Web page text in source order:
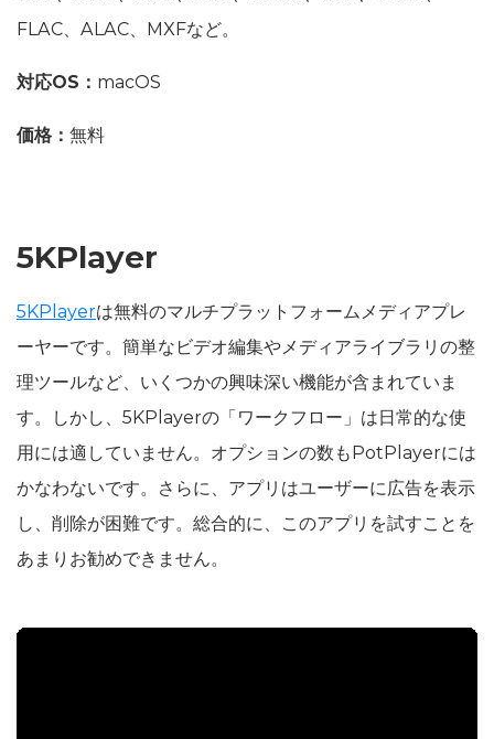
FLAC、ALAC、MXFなど。
対応OS： macOS
価格： 無料
5KPlayer
5KPlayerは無料のマルチプラットフォームメディアプレ
ーヤーです。簡単なビデオ編集やメディアライブラリの整
理ツールなど、いくつかの興味深い機能が含まれていま
す。しかし、5KPlayerの「ワークフロー」は日常的な使
用には適していません。オプションの数もPotPlayerには
かなわないです。さらに、アプリはユーザーに広告を表示
し、削除が困難です。総合的に、このアプリを試すことを
あまりお勧めできません。